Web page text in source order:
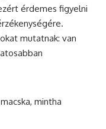
érdemes figyelni
mutatnak: van
macska, mintha